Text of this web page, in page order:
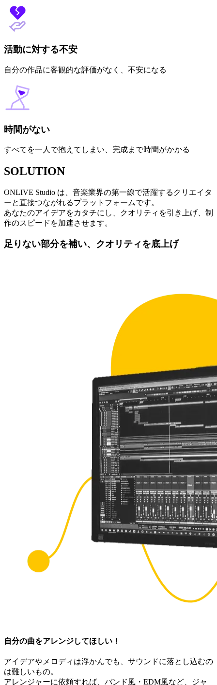
活動に対する不安
自分の作品に客観的な評価がなく、不安になる
時間がない
すべてを一人で抱えてしまい、完成まで時間がかかる
SOLUTION
ONLIVE Studio は、音楽業界の第一線で活躍するクリエイタ
ーと直接つながれるプラットフォームです。
あなたのアイデアをカタチにし、クオリティを引き上げ、制
作のスピードを加速させます。
足りない部分を補い、クオリティを底上げ
自分の曲をアレンジしてほしい！
アイデアやメロディは浮かんでも、サウンドに落とし込むの
は難しいもの。
アレンジャーに依頼すれば、バンド風・EDM風など、ジャ